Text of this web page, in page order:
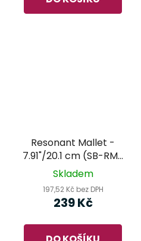
Resonant Mallet -
7.91"/20.1 cm (SB-RM-
LE) - MEINL Sonic
palička
Skladem
197,52 Kč bez DPH
239 Kč